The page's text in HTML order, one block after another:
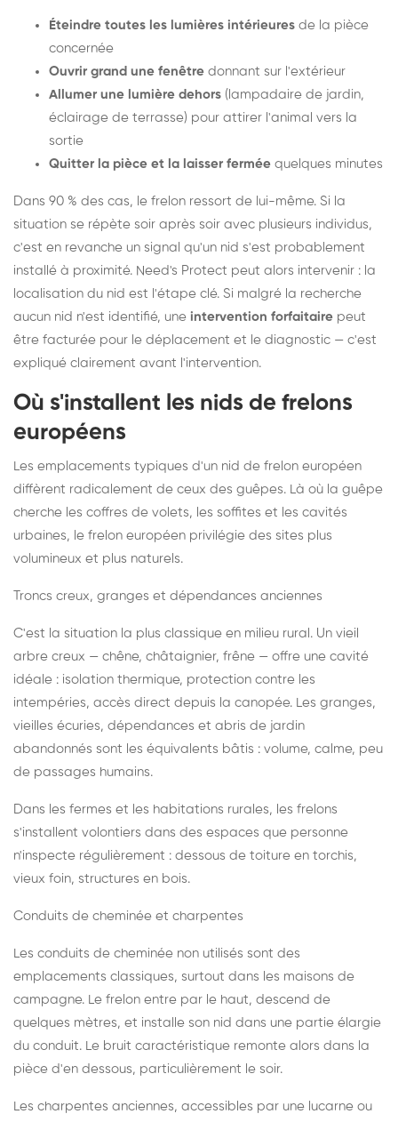
Éteindre toutes les lumières intérieures de la pièce
concernée
Ouvrir grand une fenêtre donnant sur l'extérieur
Allumer une lumière dehors (lampadaire de jardin,
éclairage de terrasse) pour attirer l'animal vers la
sortie
Quitter la pièce et la laisser fermée quelques minutes
Dans 90 % des cas, le frelon ressort de lui-même. Si la
situation se répète soir après soir avec plusieurs individus,
c'est en revanche un signal qu'un nid s'est probablement
installé à proximité. Need's Protect peut alors intervenir : la
localisation du nid est l'étape clé. Si malgré la recherche
aucun nid n'est identifié, une intervention forfaitaire peut
être facturée pour le déplacement et le diagnostic — c'est
expliqué clairement avant l'intervention.
Où s'installent les nids de frelons
européens
Les emplacements typiques d'un nid de frelon européen
diffèrent radicalement de ceux des guêpes. Là où la guêpe
cherche les coffres de volets, les soffites et les cavités
urbaines, le frelon européen privilégie des sites plus
volumineux et plus naturels.
Troncs creux, granges et dépendances anciennes
C'est la situation la plus classique en milieu rural. Un vieil
arbre creux — chêne, châtaignier, frêne — offre une cavité
idéale : isolation thermique, protection contre les
intempéries, accès direct depuis la canopée. Les granges,
vieilles écuries, dépendances et abris de jardin
abandonnés sont les équivalents bâtis : volume, calme, peu
de passages humains.
Dans les fermes et les habitations rurales, les frelons
s'installent volontiers dans des espaces que personne
n'inspecte régulièrement : dessous de toiture en torchis,
vieux foin, structures en bois.
Conduits de cheminée et charpentes
Les conduits de cheminée non utilisés sont des
emplacements classiques, surtout dans les maisons de
campagne. Le frelon entre par le haut, descend de
quelques mètres, et installe son nid dans une partie élargie
du conduit. Le bruit caractéristique remonte alors dans la
pièce d'en dessous, particulièrement le soir.
Les charpentes anciennes, accessibles par une lucarne ou